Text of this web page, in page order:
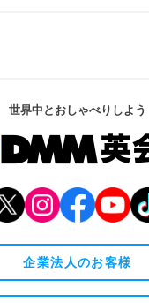
世界中とおしゃべりしよう
企業法人のお客様